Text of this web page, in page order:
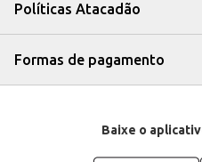
Políticas Atacadão
Formas de pagamento
Baixe o